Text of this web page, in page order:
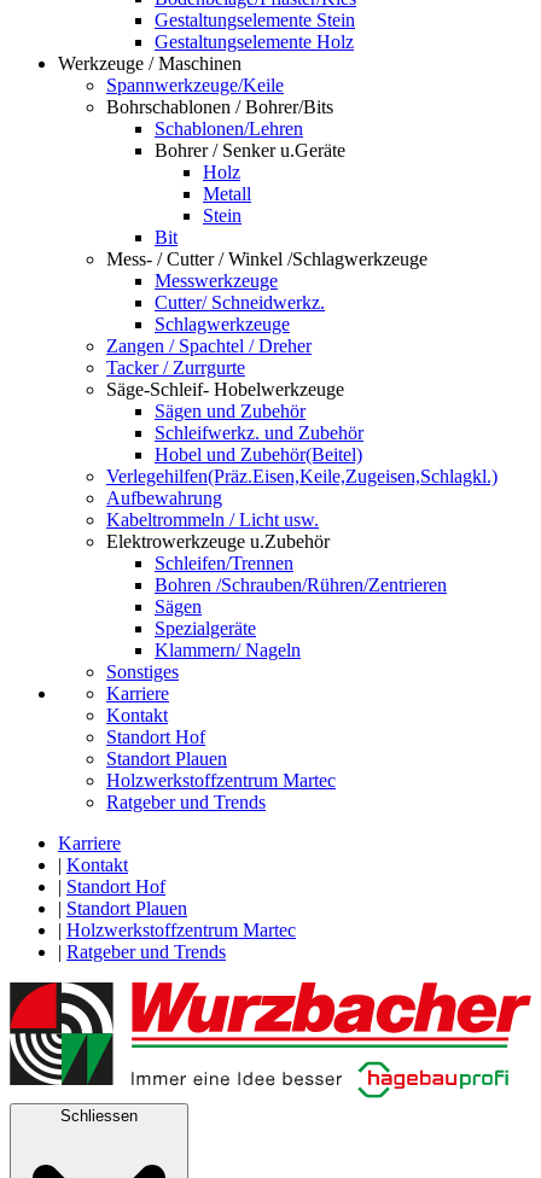
Gestaltungselemente Stein
Gestaltungselemente Holz
Werkzeuge / Maschinen
Spannwerkzeuge/Keile
Bohrschablonen / Bohrer/Bits
Schablonen/Lehren
Bohrer / Senker u.Geräte
Holz
Metall
Stein
Bit
Mess- / Cutter / Winkel /Schlagwerkzeuge
Messwerkzeuge
Cutter/ Schneidwerkz.
Schlagwerkzeuge
Zangen / Spachtel / Dreher
Tacker / Zurrgurte
Säge-Schleif- Hobelwerkzeuge
Sägen und Zubehör
Schleifwerkz. und Zubehör
Hobel und Zubehör(Beitel)
Verlegehilfen(Präz.Eisen,Keile,Zugeisen,Schlagkl.)
Aufbewahrung
Kabeltrommeln / Licht usw.
Elektrowerkzeuge u.Zubehör
Schleifen/Trennen
Bohren /Schrauben/Rühren/Zentrieren
Sägen
Spezialgeräte
Klammern/ Nageln
Sonstiges
Karriere
Kontakt
Standort Hof
Standort Plauen
Holzwerkstoffzentrum Martec
Ratgeber und Trends
Karriere
| Kontakt
| Standort Hof
| Standort Plauen
| Holzwerkstoffzentrum Martec
| Ratgeber und Trends
Schliessen